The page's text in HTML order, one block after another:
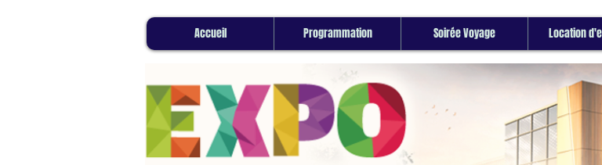
Accueil Programmation Soirée Voyage Location